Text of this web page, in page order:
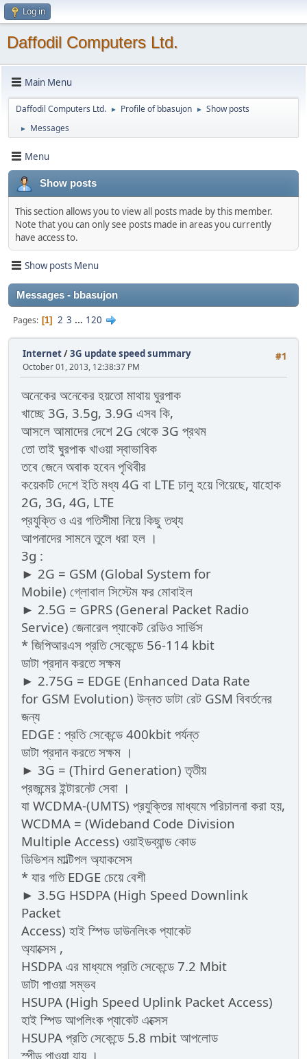
Log in
Daffodil Computers Ltd.
Main Menu
Daffodil Computers Ltd. ► Profile of bbasujon ► Show posts
► Messages
Menu
Show posts
This section allows you to view all posts made by this member.
Note that you can only see posts made in areas you currently
have access to.
Show posts Menu
Messages - bbasujon
Pages 1 2 3 ... 120
#1
Internet/3G update speed summary
October 01, 2013, 12:38:37 PM
অনেকের অনেকের হয়তো মাথায় ঘুরপাক
খাচ্ছে 3G, 3.5g, 3.9G এসব কি,
আসলে আমাদের দেশে 2G থেকে 3G প্রথম
তো তাই ঘুরপাক খাওয়া স্বাভাবিক
তবে জেনে অবাক হবেন পৃথিবীর
কয়েকটি দেশে ইতি মধ্য 4G বা LTE চালু হয়ে গিয়েছে, যাহোক
2G, 3G, 4G, LTE
প্রযুক্তি ও এর গতিসীমা নিয়ে কিছু তথ্য
আপনাদের সামনে তুলে ধরা হল ।
3g :
► 2G = GSM (Global System for
Mobile) গ্লোবাল সিস্টেম ফর মোবাইল
► 2.5G = GPRS (General Packet Radio
Service) জেনারেল প্যাকেট রেডিও সার্ভিস
* জিপিআরএস প্রতি সেকেন্ডে 56-114 kbit
ডাটা প্রদান করতে সক্ষম
► 2.75G = EDGE (Enhanced Data Rate
for GSM Evolution) উন্নত ডাটা রেট GSM বিবর্তনের
জন্য
EDGE : প্রতি সেকেন্ডে 400kbit পর্যন্ত
ডাটা প্রদান করতে সক্ষম ।
► 3G = (Third Generation) তৃতীয়
প্রজন্মের ইন্টারনেট সেবা ।
যা WCDMA-(UMTS) প্রযুক্তির মাধ্যমে পরিচালনা করা হয়,
WCDMA = (Wideband Code Division
Multiple Access) ওয়াইডব্যান্ড কোড
ডিভিশন মাল্টিপল অ্যাকসেস
* যার গতি EDGE চেয়ে বেশী
► 3.5G HSDPA (High Speed Downlink
Packet
Access) হাই স্পিড ডাউনলিংক প্যাকেট
অ্যাক্সেস ,
HSDPA এর মাধ্যমে প্রতি সেকেন্ডে 7.2 Mbit
ডাটা পাওয়া সম্ভব
HSUPA (High Speed Uplink Packet Access)
হাই স্পিড আপলিংক প্যাকেট এক্সেস
HSUPA প্রতি সেকেন্ডে 5.8 mbit আপলোড
স্পীড পাওয়া যায় ।